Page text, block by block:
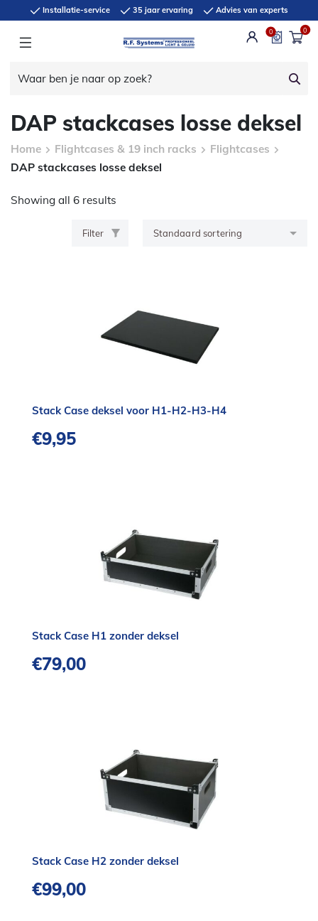
Installatie-service 35 jaar ervaring Advies van experts
0 0
DAP stackcases losse deksel
Home Flightcases & 19 inch racks
Flightcases
DAP stackcases losse deksel
Showing all 6 results
Filter
Stack Case deksel voor H1-H2-H3-H4
€9,95
Stack Case H1 zonder deksel
€79,00
Stack Case H2 zonder deksel
€99,00